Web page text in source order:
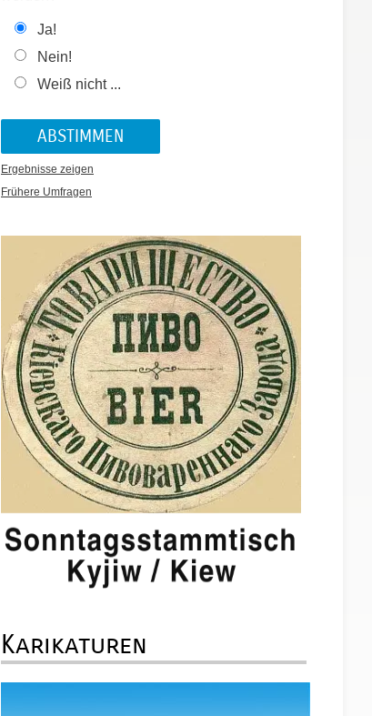
Ja!
Nein!
Weiß nicht ...
Ergebnisse zeigen
Frühere Umfragen
Karikaturen